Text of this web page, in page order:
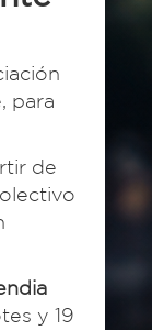
para
de
y 19